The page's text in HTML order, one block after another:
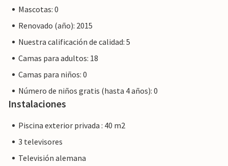
ningún reembolso. El uso opcional de la calefacción en
este alojamiento está incluido en el precio para un uso
Mascotas: 0
Renovado (año): 2015
Nuestra calificación de calidad: 5
Camas para adultos: 18
Camas para niños: 0
Número de niños gratis (hasta 4 años): 0
Instalaciones
Piscina exterior privada : 40 m2
3 televisores
Televisión alemana